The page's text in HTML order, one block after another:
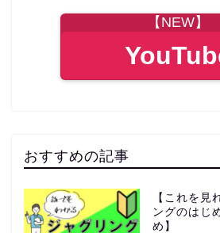
【NEW】
おすすめの記事
【これを見
ングのはじ
め】